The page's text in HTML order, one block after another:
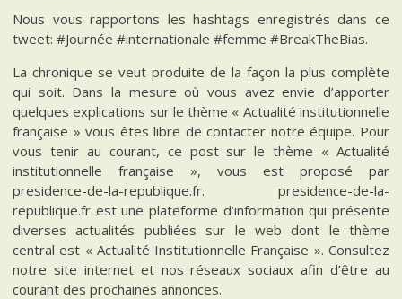
Nous vous rapportons les hashtags enregistrés dans ce
tweet: #Journée #internationale #femme #BreakTheBias.
La chronique se veut produite de la façon la plus complète
qui soit. Dans la mesure où vous avez envie d’apporter
quelques explications sur le thème « Actualité institutionnelle
française » vous êtes libre de contacter notre équipe. Pour
vous tenir au courant, ce post sur le thème « Actualité
institutionnelle française », vous est proposé par
presidence-de-la-republique.fr. presidence-de-la-
republique.fr est une plateforme d’information qui présente
diverses actualités publiées sur le web dont le thème
central est « Actualité Institutionnelle Française ». Consultez
notre site internet et nos réseaux sociaux afin d’être au
courant des prochaines annonces.